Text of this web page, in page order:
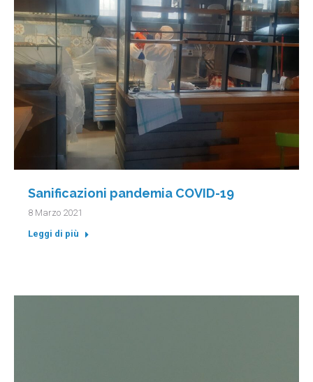
Sanificazioni pandemia COVID-19
8 Marzo 2021
Leggi di più